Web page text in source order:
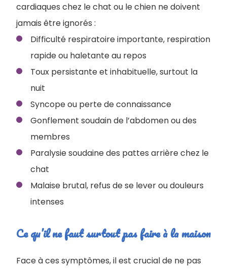
cardiaques chez le chat ou le chien ne doivent
jamais être ignorés :
Difficulté respiratoire importante, respiration
rapide ou haletante au repos
Toux persistante et inhabituelle, surtout la
nuit
Syncope ou perte de connaissance
Gonflement soudain de l’abdomen ou des
membres
Paralysie soudaine des pattes arrière chez le
chat
Malaise brutal, refus de se lever ou douleurs
intenses
Ce qu’il ne faut surtout pas faire à la maison
Face à ces symptômes, il est crucial de ne pas